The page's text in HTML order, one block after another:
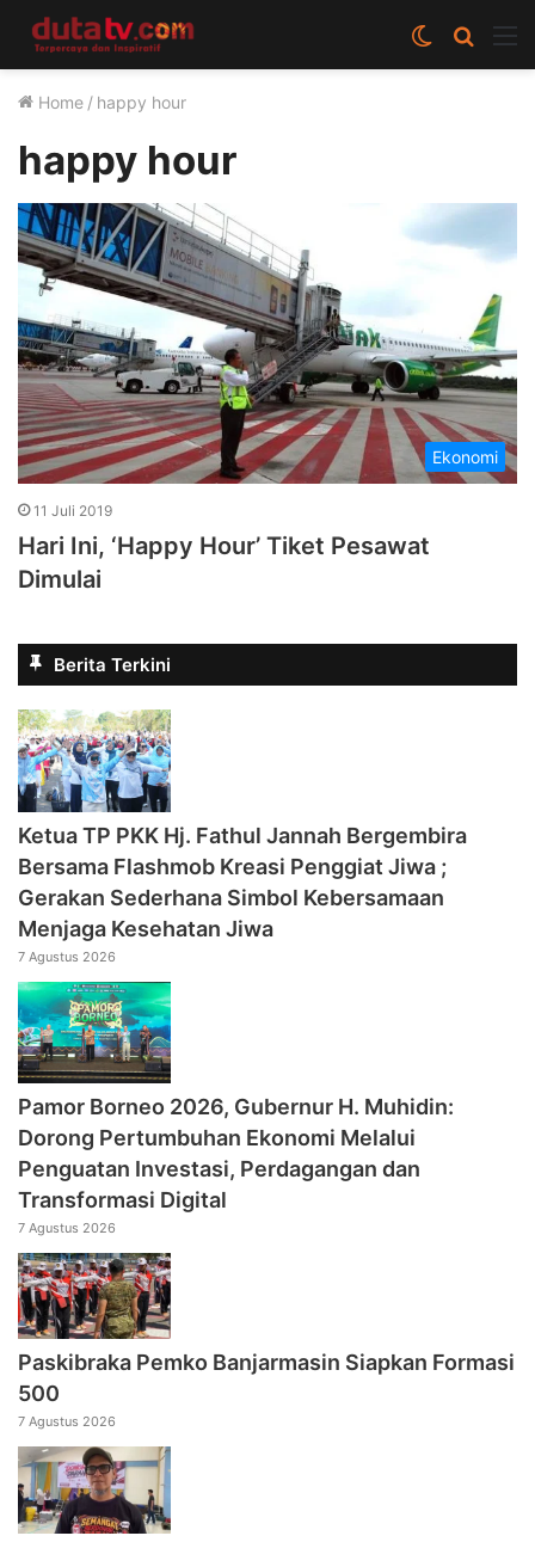
Cari
berita
Switch
skin
Home / happy hour
happy hour
Ekonomi
11 Juli 2019
Hari Ini, ‘Happy Hour’ Tiket Pesawat
Dimulai
Berita Terkini
‎Ketua TP PKK Hj. Fathul Jannah Bergembira
Bersama Flashmob Kreasi Penggiat Jiwa ;
Gerakan Sederhana Simbol Kebersamaan
Menjaga Kesehatan Jiwa
7 Agustus 2026
Pamor Borneo 2026, Gubernur H. Muhidin:
Dorong Pertumbuhan Ekonomi Melalui
Penguatan Investasi, Perdagangan dan
Transformasi Digital
7 Agustus 2026
Paskibraka Pemko Banjarmasin Siapkan Formasi
500
7 Agustus 2026